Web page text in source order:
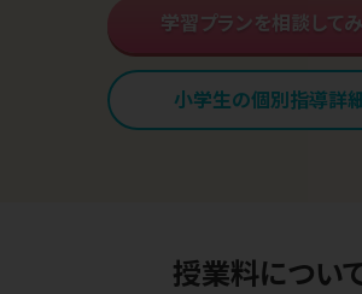
中学先取り学習プラン
英語検定対策
学習プランを相談して
小学生の個別指導詳
授業料につい